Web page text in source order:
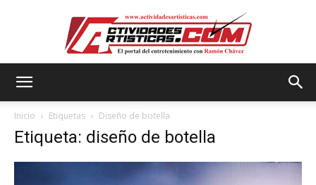
Inicio Etiquetas Diseño de botella
Etiqueta: diseño de botella